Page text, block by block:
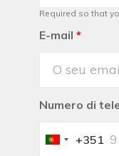
Required so that
E-mail *
Numero di
Portugal
+351